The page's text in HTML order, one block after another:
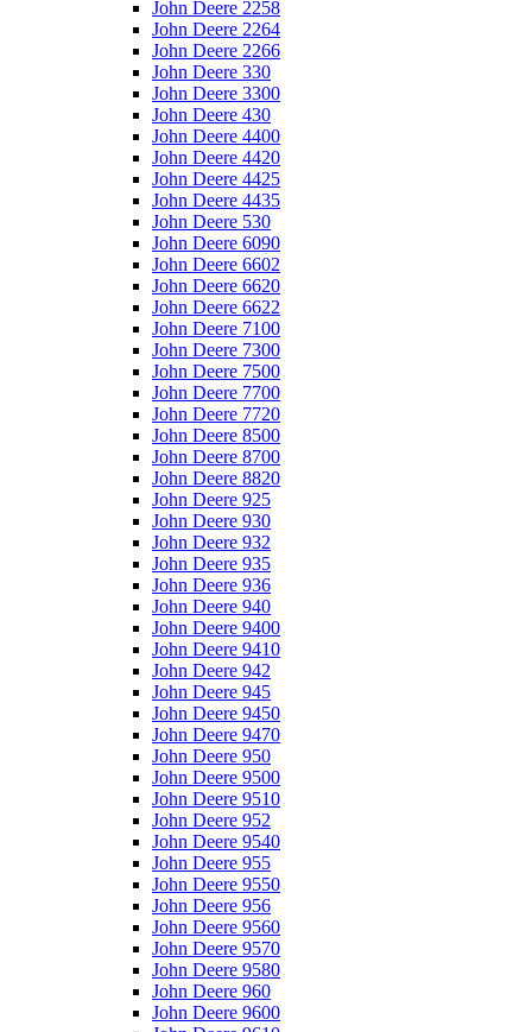
John Deere 2258
John Deere 2264
John Deere 2266
John Deere 330
John Deere 3300
John Deere 430
John Deere 4400
John Deere 4420
John Deere 4425
John Deere 4435
John Deere 530
John Deere 6090
John Deere 6602
John Deere 6620
John Deere 6622
John Deere 7100
John Deere 7300
John Deere 7500
John Deere 7700
John Deere 7720
John Deere 8500
John Deere 8700
John Deere 8820
John Deere 925
John Deere 930
John Deere 932
John Deere 935
John Deere 936
John Deere 940
John Deere 9400
John Deere 9410
John Deere 942
John Deere 945
John Deere 9450
John Deere 9470
John Deere 950
John Deere 9500
John Deere 9510
John Deere 952
John Deere 9540
John Deere 955
John Deere 9550
John Deere 956
John Deere 9560
John Deere 9570
John Deere 9580
John Deere 960
John Deere 9600